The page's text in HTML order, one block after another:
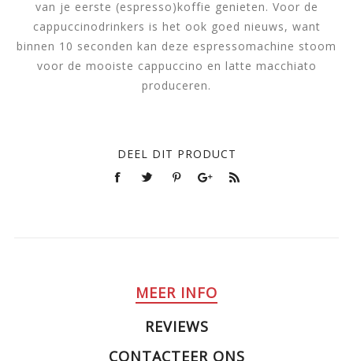
van je eerste (espresso)koffie genieten. Voor de
cappuccinodrinkers is het ook goed nieuws, want
binnen 10 seconden kan deze espressomachine stoom
voor de mooiste cappuccino en latte macchiato
produceren.
DEEL DIT PRODUCT
MEER INFO
REVIEWS
CONTACTEER ONS